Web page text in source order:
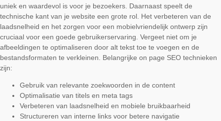
uniek en waardevol is voor je bezoekers. Daarnaast speelt de
technische kant van je website een grote rol. Het verbeteren van de
laadsnelheid en het zorgen voor een mobielvriendelijk ontwerp zijn
cruciaal voor een goede gebruikerservaring. Vergeet niet om je
afbeeldingen te optimaliseren door alt tekst toe te voegen en de
bestandsformaten te verkleinen. Belangrijke on page SEO technieken
zijn:
Gebruik van relevante zoekwoorden in de content
Optimalisatie van titels en meta tags
Verbeteren van laadsnelheid en mobiele bruikbaarheid
Structureren van interne links voor betere navigatie